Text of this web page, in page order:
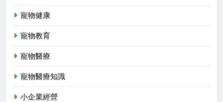
寵物健康
寵物教育
寵物醫療
寵物醫療知識
小企業經營